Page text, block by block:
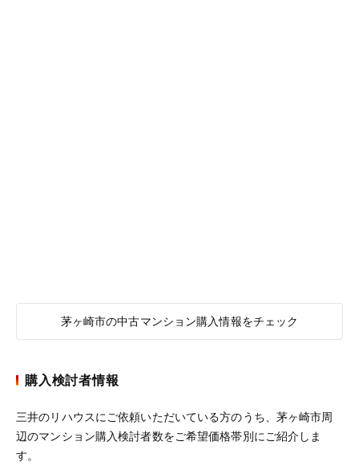
茅ヶ崎市の中古マンション購入情報をチェック
購入検討者情報
三井のリハウスにご依頼いただいている方のうち、茅ヶ崎市周
辺のマンション購入検討者数をご希望価格帯別にご紹介しま
す。